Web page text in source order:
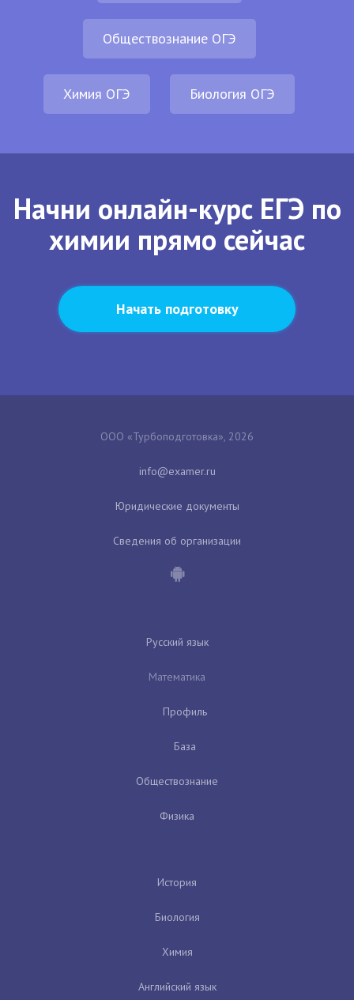
Обществознание ОГЭ
Химия ОГЭ Биология ОГЭ
Начни онлайн-курс ЕГЭ по
химии прямо сейчас
Начать подготовку
ООО «Турбоподготовка», 2026
Юридические документы
Сведения об организации
Русский язык
Математика
Профиль
База
Обществознание
Физика
История
Биология
Химия
Английский язык